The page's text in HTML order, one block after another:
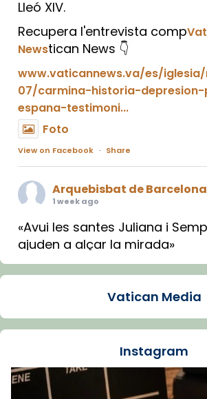
Lleó XIV.
Recupera l'entrevista comp
Newstican News 👇
www.vaticannews.va/es/
07/carmina-historia-
espana-testimoni...
Foto
View on Facebook · Share
Arquebisbat de Barcelona
1 week ago
«Avui les santes Juliana i
ajuden a alçar la mirada»
Mons. Sergi Gordo, bisbe de
Santes de Mataró.
🔗tinyurl.com/cvu5jmbk
Foto
View on Facebook Share
Vatican Media
Instagram